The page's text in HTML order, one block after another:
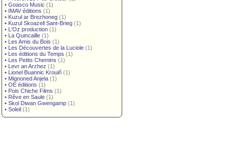
• Goasco Music (1)
• IMAV éditions (1)
• Kuzul ar Brezhoneg (1)
• Kuzul Skoazell Sant-Brieg (1)
• L'Oz production (1)
• La Quincaille (1)
• Les Amis du Bois (1)
• Les Découvertes de la Luciole (1)
• Les éditions du Temps (1)
• Les Petits Chemins (1)
• Levr an Arzhez (1)
• Lionel Buannic Krouiñ (1)
• Mignoned Anjela (1)
• OE éditions (1)
• Pois Chiche Films (1)
• Rêve en Saule (1)
• Skol Diwan Gwengamp (1)
• Soleil (1)